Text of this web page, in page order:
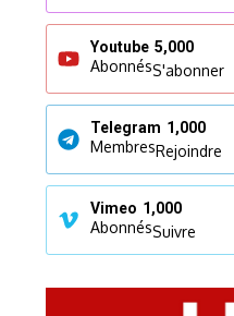
Youtube 5,000
AbonnésS'abonner
Telegram 1,000
MembresRejoindre
Vimeo 1,000
AbonnésSuivre